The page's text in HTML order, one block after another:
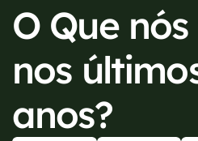
O Que
nos
anos?